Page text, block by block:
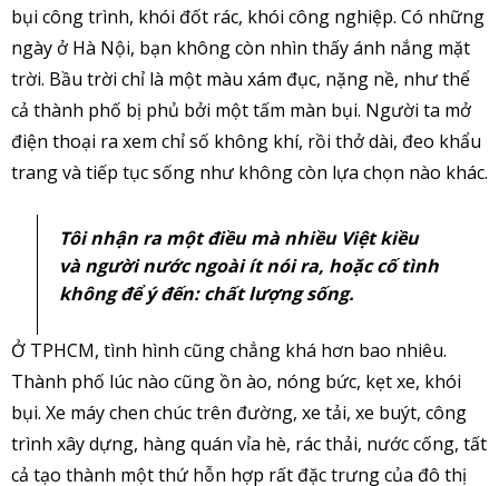
bụi công trình, khói đốt rác, khói công nghiệp. Có những
ngày ở Hà Nội, bạn không còn nhìn thấy ánh nắng mặt
trời. Bầu trời chỉ là một màu xám đục, nặng nề, như thể
cả thành phố bị phủ bởi một tấm màn bụi. Người ta mở
điện thoại ra xem chỉ số không khí, rồi thở dài, đeo khẩu
trang và tiếp tục sống như không còn lựa chọn nào khác.
Tôi nhận ra một điều mà nhiều Việt kiều
và người nước ngoài ít nói ra, hoặc cố tình
không để ý đến:chất lượng sống.
Ở TPHCM, tình hình cũng chẳng khá hơn bao nhiêu.
Thành phố lúc nào cũng ồn ào, nóng bức, kẹt xe, khói
bụi. Xe máy chen chúc trên đường, xe tải, xe buýt, công
trình xây dựng, hàng quán vỉa hè, rác thải, nước cống, tất
cả tạo thành một thứ hỗn hợp rất đặc trưng của đô thị